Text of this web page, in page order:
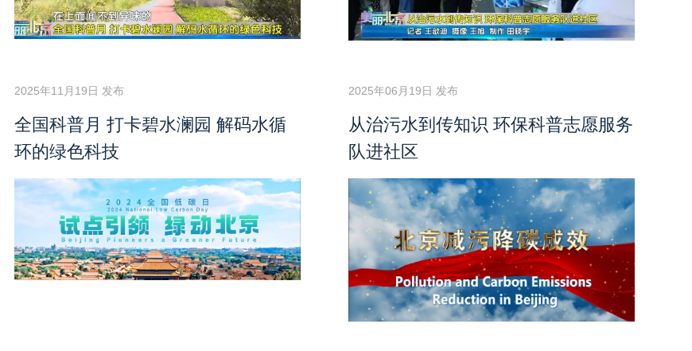
2025年11月19日 发布
全国科普月 打卡碧水澜园 解码水循
环的绿色科技
2025年06月19日 发布
从治污水到传知识 环保科普志愿服务
队进社区